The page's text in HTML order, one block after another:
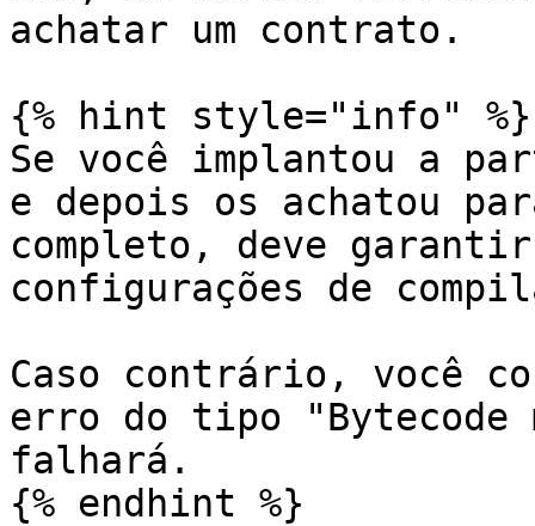
achatar um contrato.
{% hint style="info" %}
Se você implantou a
e depois os achatou
completo, deve garantir
configurações de
Caso contrário, você
erro do tipo "Bytecode
falhará.
{% endhint %}